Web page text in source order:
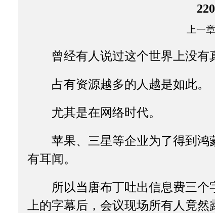
上一
曾经有人说过这个世界上没有
占有资源越多的人越是如此。
尤其是在网络时代。
苹果、三星等企业为了得到鸿
有耳闻。
所以当唐布丁吐出信息费三个
上的字幕后，会议现场所有人竟然